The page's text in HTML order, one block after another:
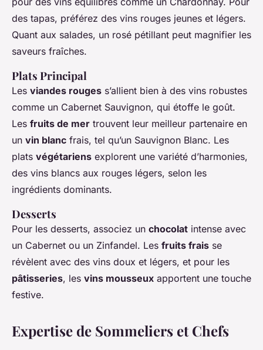
des tapas, préférez des vins rouges jeunes et légers.
Quant aux salades, un rosé pétillant peut magnifier les
saveurs fraîches.
Plats Principal
Les viandes rouges s’allient bien à des vins robustes
comme un Cabernet Sauvignon, qui étoffe le goût.
Les fruits de mer trouvent leur meilleur partenaire en
un vin blanc frais, tel qu’un Sauvignon Blanc. Les
plats végétariens explorent une variété d’harmonies,
des vins blancs aux rouges légers, selon les
ingrédients dominants.
Desserts
Pour les desserts, associez un chocolat intense avec
un Cabernet ou un Zinfandel. Les fruits frais se
révèlent avec des vins doux et légers, et pour les
pâtisseries, les vins mousseux apportent une touche
festive.
Expertise de Sommeliers et Chefs